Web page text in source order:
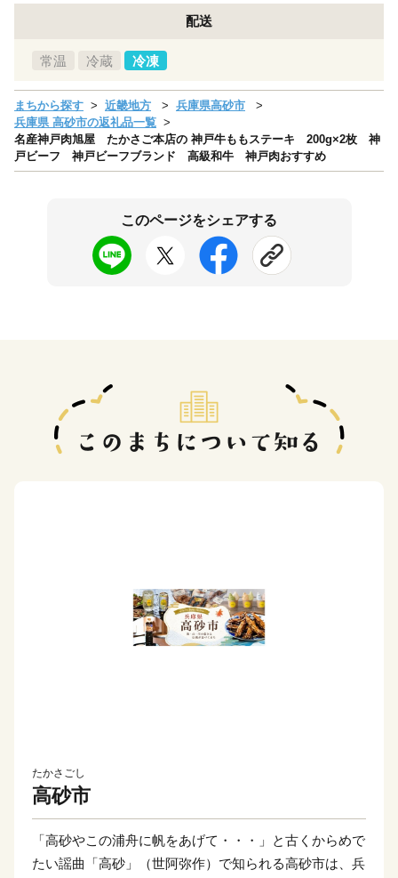
配送
常温 冷蔵 冷凍
まちから探す 近畿地方
兵庫県高砂市
兵庫県 高砂市の返礼品一覧
名産神戸肉旭屋 たかさご本店の 神戸牛ももステーキ 200g×2枚 神
戸ビーフ 神戸ビーフブランド 高級和牛 神戸肉おすすめ
このページをシェアする
たかさごし
高砂市
「高砂やこの浦舟に帆をあげて・・・」と古くからめで
たい謡曲「高砂」（世阿弥作）で知られる高砂市は、兵